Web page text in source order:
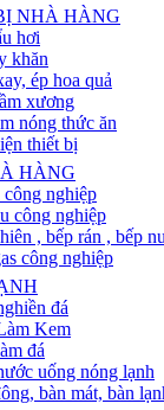
NHÀ HÀNG
hơi
khăn
ép hoa quả
xương
nóng thức ăn
thiết bị
HÀNG
công nghiệp
công nghiệp
, bếp rán , bếp
công nghiệp
đá
Kem
đá
uống nóng lạnh
bàn mát, bàn